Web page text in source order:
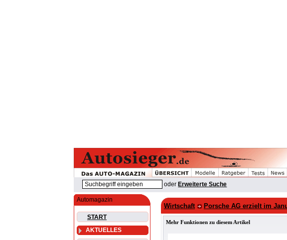
oder Erweiterte Suche
Automagazin
START
AKTUELLES
Wirtschaft Porsche AG erzielt im
Mehr Funktionen zu diesem Artikel